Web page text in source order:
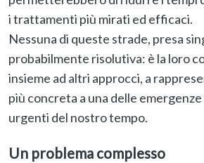
i trattamenti più mirati ed efficaci.
Nessuna di queste strade, presa
probabilmente risolutiva: è la loro
insieme ad altri approcci, a
più concreta a una delle
urgenti del nostro tempo.
Un problema complesso